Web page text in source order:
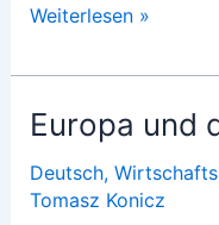
Die
Macht
im
Staate
Weiterlesen »
Europa und
Deutsch,
Tomasz Konicz